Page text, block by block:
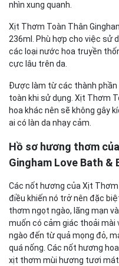
nhìn xung quanh.
Xịt Thơm Toàn Thân
236ml. Phù hợp cho việc sử
các loại nước hoa truyền
cực lâu trên da.
Được làm từ các thành phần
toàn khi sử dụng. Xịt Thơm
hoa khác nên sẽ không gây
ai có làn da nhạy cảm.
Hồ sơ hương thơm
Gingham Love Bath &
Các nốt hương của Xịt
điều khiến nó trở nên đặc
thơm ngọt ngào, lãng mạn
muốn có cảm giác thoải mài
ngào đến từ quả mọng đỏ,
quá nống. Các nốt hương
xịt thơm mùi hương tươi mát